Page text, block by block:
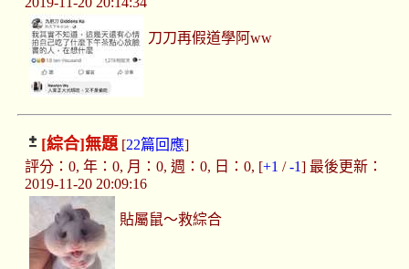
刀刀再假道學阿ww
[綜合]無題[22篇回應]
評分：0, 年：0, 月：0, 週：0, 日：0, [+1 /-1] 最後更新：
2019-11-20 20:09:16
貼屬鼠～救綜合